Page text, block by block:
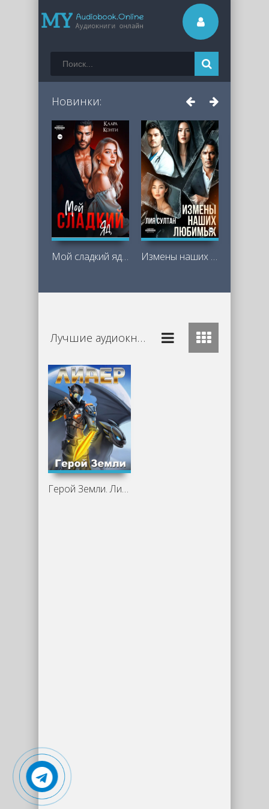
Новинки:
Мой сладкий яд - Клара Конти Измены наших любимых - Лия Султан
Лучшие аудиокниги Фантастика
Герой Земли. Лидер - Алексей Губарев (4)